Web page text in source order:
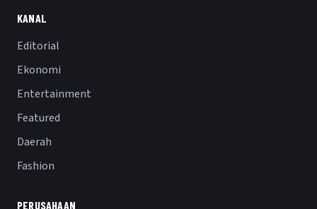
KANAL
Editorial
Ekonomi
Entertainment
Featured
Daerah
Fashion
PERUSAHAAN